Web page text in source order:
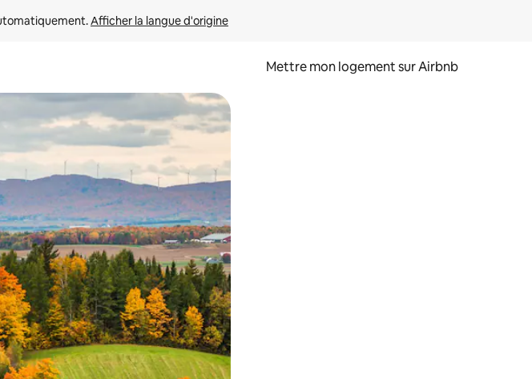
Afficher la langue d'origine
Mettre mon logement sur Airbnb
ou en appuyant et en faisant glisser.